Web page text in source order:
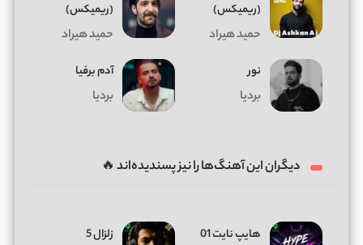
(ریمیکس)
حمید هیراد
(ریمیکس)
حمید هیراد
نور
بردیا
آدم برفیا
بردیا
دیگران این آهنگ‌ها را نیز پسندیده‌اند 🔥
هایپ نایت 01 زلزال 5